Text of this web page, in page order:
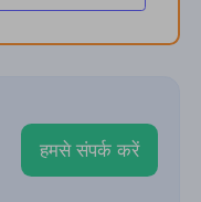
हमसे संपर्क करें